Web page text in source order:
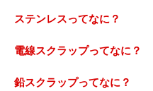
ステンレスってなに？
電線スクラップってなに？
鉛スクラップってなに？